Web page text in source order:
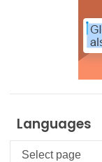
Languages
Languages